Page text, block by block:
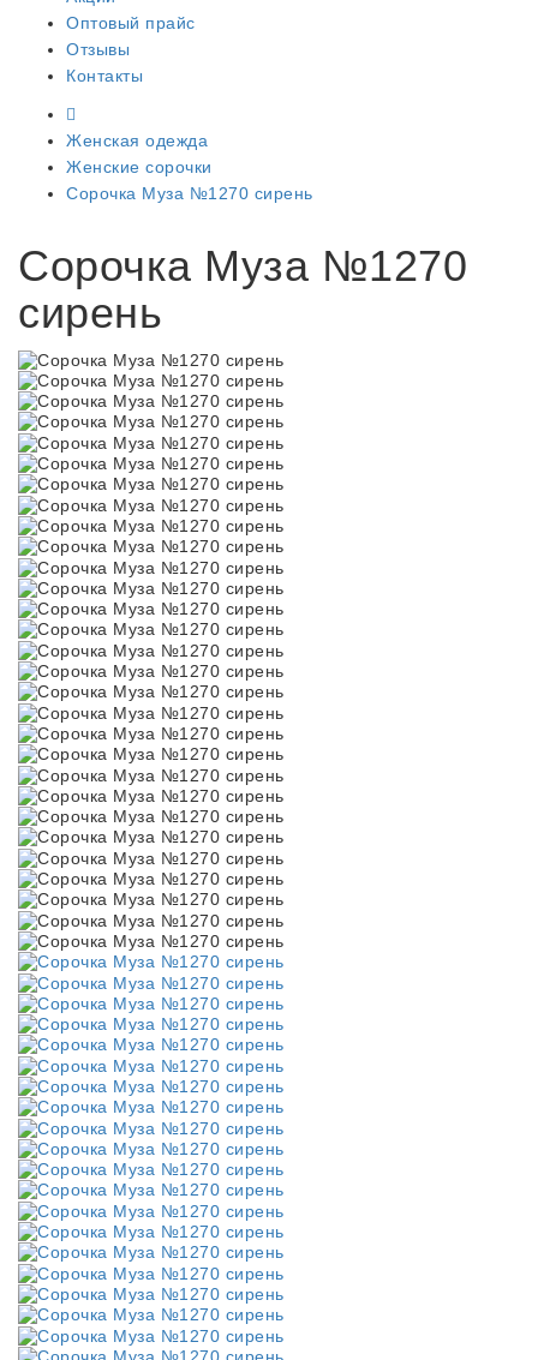
Оптовый прайс
Отзывы
Контакты
Женская одежда
Женские сорочки
Сорочка Муза №1270 сирень
Сорочка Муза №1270
сирень